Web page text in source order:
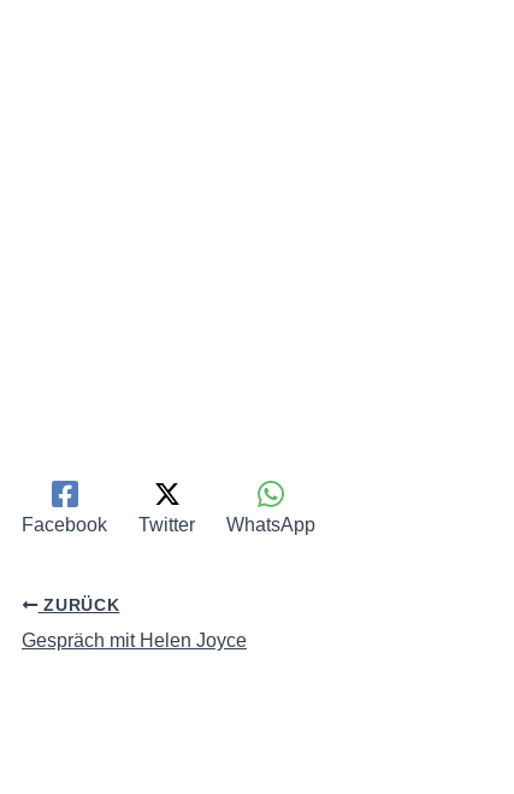
Facebook Twitter WhatsApp
ZURÜCK
Gespräch mit Helen Joyce